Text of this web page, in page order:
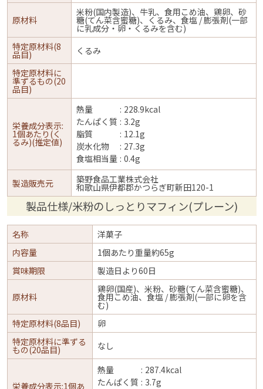
原材料
米粉(国内製造)、牛乳、食用こめ油、鶏卵、砂
糖(てん菜含蜜糖)、くるみ、食塩 / 膨張剤(一部
に乳成分・卵・くるみを含む)
特定原材料(8
品目)
くるみ
特定原材料に
準ずるもの(20
品目)
栄養成分表示:
1個あたり(く
るみ)(推定値)
熱量
228.9kcal
たんぱく質
3.2g
脂質
12.1g
炭水化物
27.3g
食塩相当量 0.4g
製造販売元 築野食品工業株式会社
和歌山県伊都郡かつらぎ町新田120-1
製品仕様/米粉のしっとりマフィン(プレーン)
名称
洋菓子
内容量
1個あたり重量約65g
賞味期限
製造日より60日
原材料
鶏卵(国産)、米粉、砂糖(てん菜含蜜糖)、
食用こめ油、食塩 / 膨張剤(一部に卵を含
む)
特定原材料(8品目)
卵
特定原材料に準ずる
もの(20品目) なし
栄養成分表示:1個あ
熱量
287.4kcal
たんぱく質
3.7g